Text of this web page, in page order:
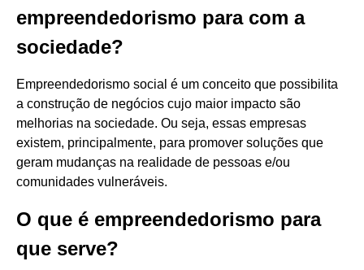
empreendedorismo para com a
sociedade?
Empreendedorismo social é um conceito que possibilita
a construção de negócios cujo maior impacto são
melhorias na sociedade. Ou seja, essas empresas
existem, principalmente, para promover soluções que
geram mudanças na realidade de pessoas e/ou
comunidades vulneráveis.
O que é empreendedorismo para
que serve?